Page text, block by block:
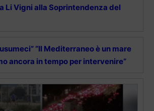
Li Vigni alla Soprintendenza del
“Il Mediterraneo è un mare
ancora in tempo per intervenire”